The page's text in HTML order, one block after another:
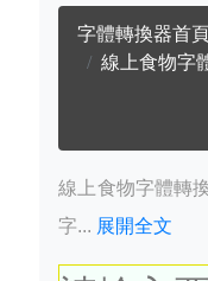
字體轉換器首
線上食物字體
線上食物字體轉
字... 展開全文